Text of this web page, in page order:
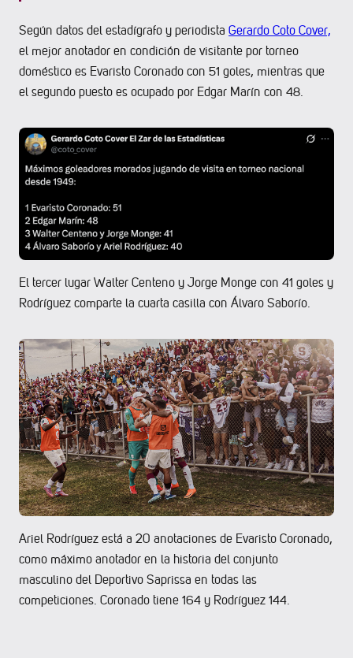
Según datos del estadígrafo y periodista Gerardo Coto Cover,
el mejor anotador en condición de visitante por torneo
doméstico es Evaristo Coronado con 51 goles, mientras que
el segundo puesto es ocupado por Edgar Marín con 48.
El tercer lugar Walter Centeno y Jorge Monge con 41 goles y
Rodríguez comparte la cuarta casilla con Álvaro Saborío.
Ariel Rodríguez está a 20 anotaciones de Evaristo Coronado,
como máximo anotador en la historia del conjunto
masculino del Deportivo Saprissa en todas las
competiciones. Coronado tiene 164 y Rodríguez 144.